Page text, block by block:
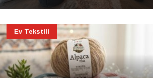
Ev Tekstili